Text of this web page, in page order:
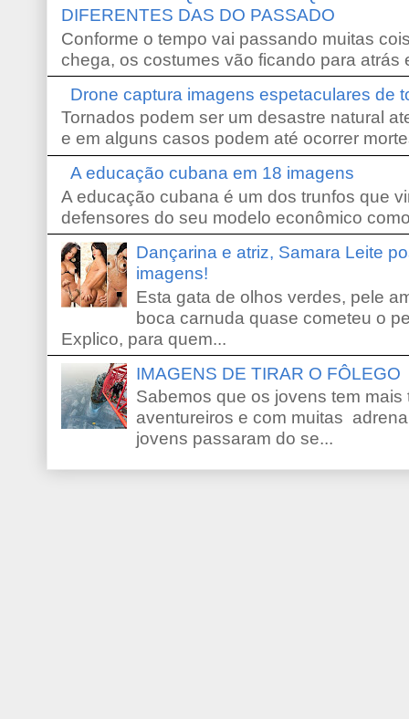
DIFERENTES DAS DO PASSADO
Conforme o tempo vai passando muitas
chega, os costumes vão ficando para atrás
Drone captura imagens espetaculares de
Tornados podem ser um desastre natural
e em alguns casos podem até ocorrer
A educação cubana em 18 imagens
A educação cubana é um dos trunfos que
defensores do seu modelo econômico
Dançarina e atriz, Samara Leite
imagens!
Esta gata de olhos verdes, pele
boca carnuda quase cometeu o
Explico, para quem...
IMAGENS DE TIRAR O FÔLEGO
Sabemos que os jovens tem
aventureiros e com muitas
jovens passaram do se...